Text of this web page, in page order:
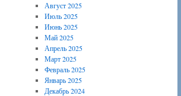
Август 2025
Июль 2025
Июнь 2025
Май 2025
Апрель 2025
Март 2025
Февраль 2025
Январь 2025
Декабрь 2024